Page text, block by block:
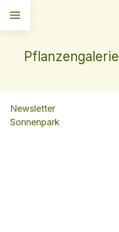
Pflanzengalerie
Newsletter
Sonnenpark